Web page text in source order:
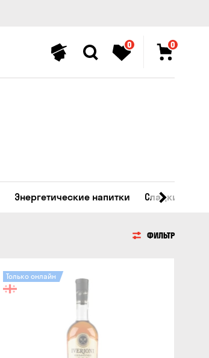
0 0
Энергетические напитки Сладкие
ФИЛЬТР
Только онлайн